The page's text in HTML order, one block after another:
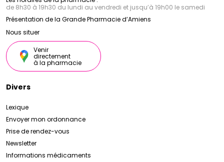
de 8h30 à 19h30 du lundi au vendredi et jusqu’à 19h00 le samedi
Présentation de la Grande Pharmacie d’Amiens
Nous situer
Venir
directement
à la pharmacie
Divers
Lexique
Envoyer mon ordonnance
Prise de rendez-vous
Newsletter
Informations médicaments